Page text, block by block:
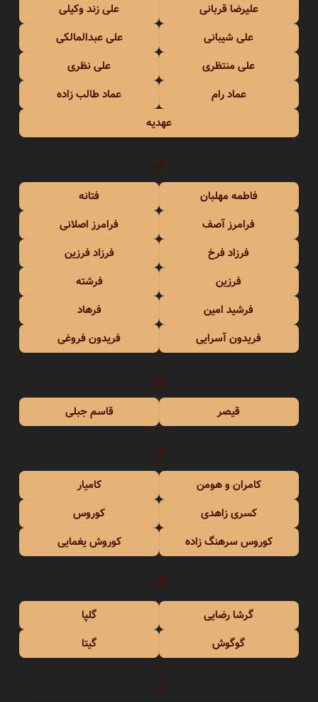
علیرضا قربانی
علی زند وکیلی
علی شیبانی
علی عبدالمالکی
علی منتظری
علی نظری
عماد رام
عماد طالب زاده
عهدیه
ف
فاطمه مهلبان
فتانه
فرامرز آصف
فرامرز اصلانی
فرزاد فرخ
فرزاد فرزین
فرزین
فرشته
فرشید امین
فرهاد
فریدون آسرایی
فریدون فروغی
ق
قیصر قاسم جبلی
ک
کامران و هومن
کامیار
کسری زاهدی
کوروس
کوروس سرهنگ زاده
کوروش یغمایی
گ
گرشا رضایی
گلپا
گوگوش
گیتا
ل